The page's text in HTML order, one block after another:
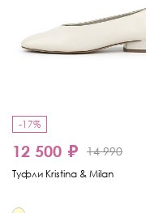
-17%
12 500 ₽ 14 990
Туфли Kristina & Milan